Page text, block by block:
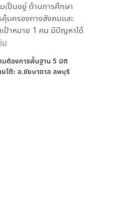
เป็นอยู่ ด้านการศึกษา
คุ้มครองทางสังคมและ
ป้าหมาย 1 คน มีปัญหาได้
ม
มต้องการพื้นฐาน 5 มิติ
โต๊ะ อ.ชัยบาดาล ลพบุรี